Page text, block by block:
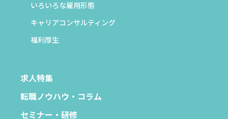
いろいろな雇用形態
キャリアコンサルティング
福利厚生
求人特集
転職ノウハウ・コラム
セミナー・研修